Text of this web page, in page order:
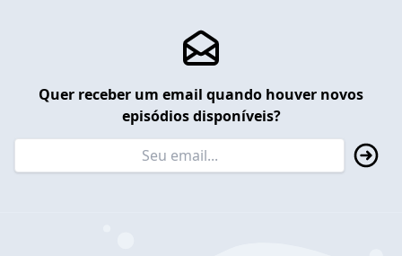
Quer receber um email quando houver novos
episódios disponíveis?